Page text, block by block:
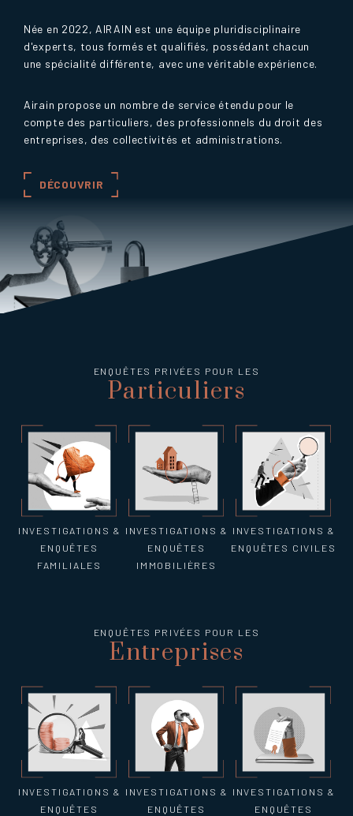
Née en 2022, AIRAIN est une équipe pluridisciplinaire
d'experts, tous formés et qualifiés, possédant chacun
une spécialité différente, avec une véritable expérience.
Airain propose un nombre de service étendu pour le
compte des particuliers, des professionnels du droit des
entreprises, des collectivités et administrations.
DÉCOUVRIR
ENQUÊTES PRIVÉES POUR LES
Particuliers
INVESTIGATIONS &
ENQUÊTES
FAMILIALES
INVESTIGATIONS &
ENQUÊTES
IMMOBILIÈRES
INVESTIGATIONS &
ENQUÊTES CIVILES
ENQUÊTES PRIVÉES POUR LES
Entreprises
INVESTIGATIONS &
ENQUÊTES
INVESTIGATIONS &
ENQUÊTES
INVESTIGATIONS &
ENQUÊTES